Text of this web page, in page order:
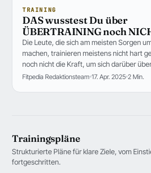
TRAINING
DAS wusstest Du über
ÜBERTRAINING noch
Die Leute, die sich am meisten Sorgen
machen, trainieren meistens nicht hart
noch nicht die Kraft, um sich darüber
Fitpedia Redaktionsteam 17. Apr. 2025 2 Min.
Trainingspläne
Strukturierte Pläne für klare Ziele, vom
fortgeschritten.